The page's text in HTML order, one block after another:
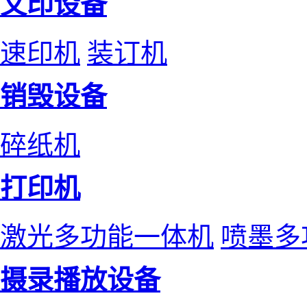
速印机 装订机
销毁设备
碎纸机
打印机
激光多功能一体机 喷墨
摄录播放设备